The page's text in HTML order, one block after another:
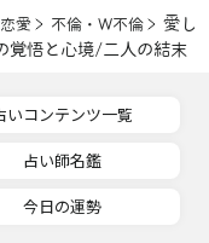
恋愛 不倫・W不倫
愛し
悟と心境/二人の結末
いコンテンツ一覧
占い師名鑑
今日の運勢